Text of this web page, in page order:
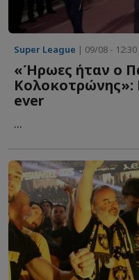
Super League | 09/08 - 12:30
«Ήρωες ήταν ο
Κολοκοτρώνης»:
ever
...